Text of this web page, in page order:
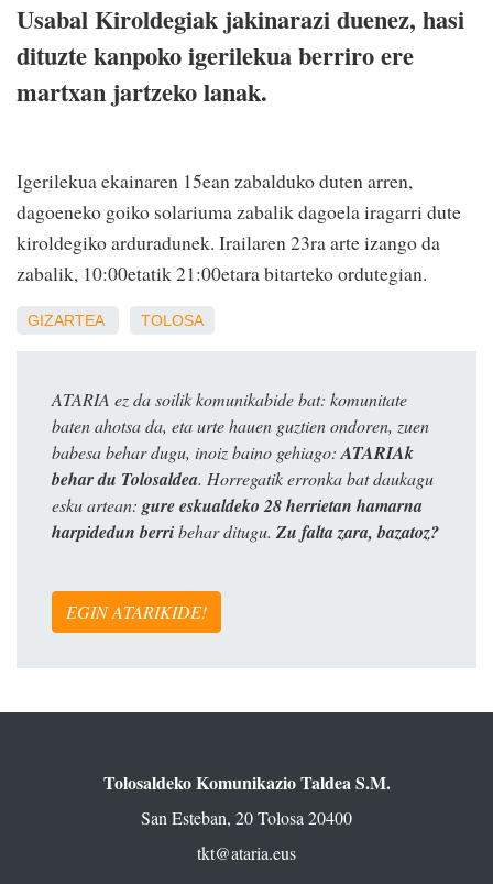
Usabal Kiroldegiak jakinarazi duenez, hasi
dituzte kanpoko igerilekua berriro ere
martxan jartzeko lanak.
Igerilekua ekainaren 15ean zabalduko duten arren,
dagoeneko goiko solariuma zabalik dagoela iragarri dute
kiroldegiko arduradunek. Irailaren 23ra arte izango da
zabalik, 10:00etatik 21:00etara bitarteko ordutegian.
GIZARTEA TOLOSA
ATARIA ez da soilik komunikabide bat: komunitate
baten ahotsa da, eta urte hauen guztien ondoren, zuen
babesa behar dugu, inoiz baino gehiago:ATARIAk
behar du Tolosaldea. Horregatik erronka bat daukagu
esku artean: gure eskualdeko 28 herrietan hamarna
harpidedun berribehar ditugu. Zu falta zara, bazatoz?
EGIN ATARIKIDE!
Tolosaldeko Komunikazio Taldea S.M.
San Esteban, 20 Tolosa 20400
tkt@ataria.eus